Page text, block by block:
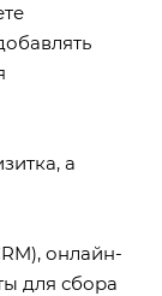
а
онлайн-
для сбора